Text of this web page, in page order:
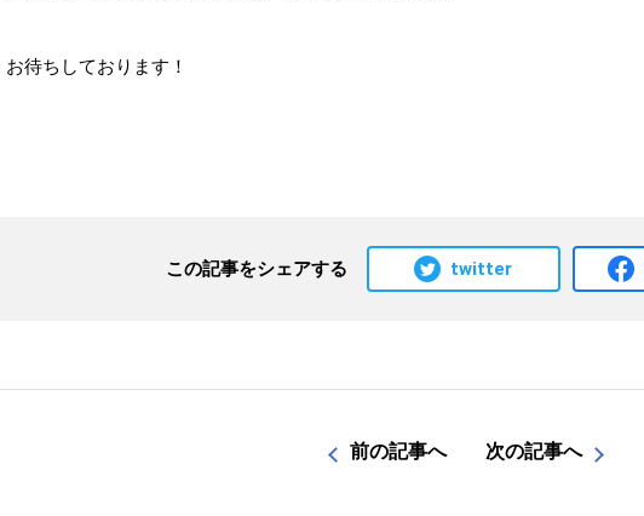
待ちしております！
この記事をシェアする twitter
前の記事へ 次の記事へ